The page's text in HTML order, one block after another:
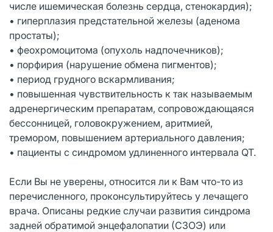
числе ишемическая болезнь сердца, стенокардия);
• гиперплазия предстательной железы (аденома
простаты);
• феохромоцитома (опухоль надпочечников);
• порфирия (нарушение обмена пигментов);
• период грудного вскармливания;
• повышенная чувствительность к так называемым
адренергическим препаратам, сопровождающаяся
бессонницей, головокружением, аритмией,
тремором, повышением артериального давления;
• пациенты с синдромом удлиненного интервала QT.
Если Вы не уверены, относится ли к Вам что-то из
перечисленного, проконсультируйтесь у лечащего
врача. Описаны редкие случаи развития синдрома
задней обратимой энцефалопатии (СЗОЭ) или